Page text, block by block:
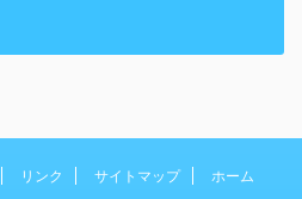
リンク サイトマップ ホーム